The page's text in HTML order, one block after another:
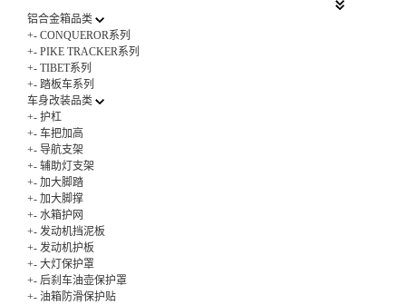
铝合金箱品类
+- CONQUEROR系列
+- PIKE TRACKER系列
+- TIBET系列
+- 踏板车系列
车身改装品类
+- 护杠
+- 车把加高
+- 导航支架
+- 辅助灯支架
+- 加大脚踏
+- 加大脚撑
+- 水箱护网
+- 发动机挡泥板
+- 发动机护板
+- 大灯保护罩
+- 后刹车油壶保护罩
+- 油箱防滑保护贴